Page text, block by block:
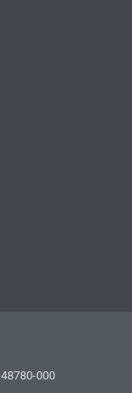
000